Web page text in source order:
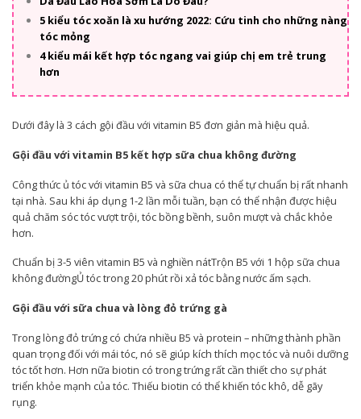
5 kiểu tóc xoăn là xu hướng 2022: Cứu tinh cho những nàng
tóc mỏng
4 kiểu mái kết hợp tóc ngang vai giúp chị em trẻ trung
hơn
Gội đầu với vitamin B5 kết hợp sữa chua không đường
tại nhà. Sau khi áp dụng 1-2 lần mỗi tuần, bạn có thể nhận được hiệu
quả chăm sóc tóc vượt trội, tóc bồng bềnh, suôn mượt và chắc khỏe
không đường‏‏Ủ tóc trong 20 phút rồi xả tóc bằng nước ấm sạch.
Gội đầu với sữa chua và lòng đỏ trứng gà
quan trọng đối với mái tóc, nó sẽ giúp kích thích mọc tóc và nuôi dưỡng
tóc tốt hơn. Hơn nữa biotin có trong trứng rất cần thiết cho sự phát
triển khỏe mạnh của tóc. Thiếu biotin có thể khiến tóc khô, dễ gãy
rụng.